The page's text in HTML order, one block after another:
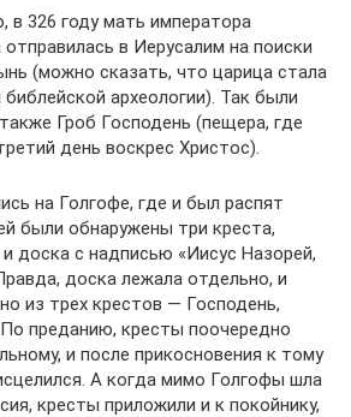
в 326 году мать императора
в Иерусалим на поиски
(можно сказать, что царица стала
археологии). Так были
Гроб Господень (пещера, где
день воскрес Христос).
на Голгофе, где и был распят
были обнаружены три креста,
доска с надписью «Иисус Назорей,
доска лежала отдельно, и
из трех крестов — Господень,
преданию, кресты поочередно
и после прикосновения к тому
А когда мимо Голгофы шла
кресты приложили и к покойнику,